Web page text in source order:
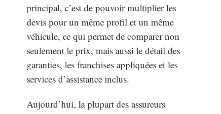
principal, c’est de pouvoir multiplier les
devis pour un même profil et un même
véhicule, ce qui permet de comparer non
seulement le prix, mais aussi le détail des
garanties, les franchises appliquées et les
services d’assistance inclus.
Aujourd’hui, la plupart des assureurs